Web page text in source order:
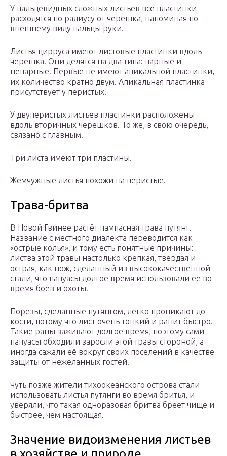
У пальцевидных сложных листьев все пластинки
расходятся по радиусу от черешка, напоминая по
внешнему виду пальцы руки.
Листья цирруса имеют листовые пластинки вдоль
черешка. Они делятся на два типа: парные и
непарные. Первые не имеют апикальной пластинки,
их количество кратно двум. Апикальная пластинка
присутствует у перистых.
У двуперистых листьев пластинки расположены
вдоль вторичных черешков. То же, в свою очередь,
связано с главным.
Три листа имеют три пластины.
Жемчужные листья похожи на перистые.
Трава-бритва
В Новой Гвинее растёт пампасная трава путянг.
Название с местного диалекта переводится как
«острые колья», и тому есть понятные причины:
листва этой травы настолько крепкая, твёрдая и
острая, как нож, сделанный из высококачественной
стали, что папуасы долгое время использовали её во
время боёв и охоты.
Порезы, сделанные путянгом, легко проникают до
кости, потому что лист очень тонкий и ранит быстро.
Такие раны заживают долгое время, поэтому сами
папуасы обходили заросли этой травы стороной, а
иногда сажали её вокруг своих поселений в качестве
защиты от нежеланных гостей.
Чуть позже жители тихоокеанского острова стали
использовать листья путянги во время бритья, и
уверяли, что такая одноразовая бритва бреет чище и
быстрее, чем настоящая.
Значение видоизменения листьев